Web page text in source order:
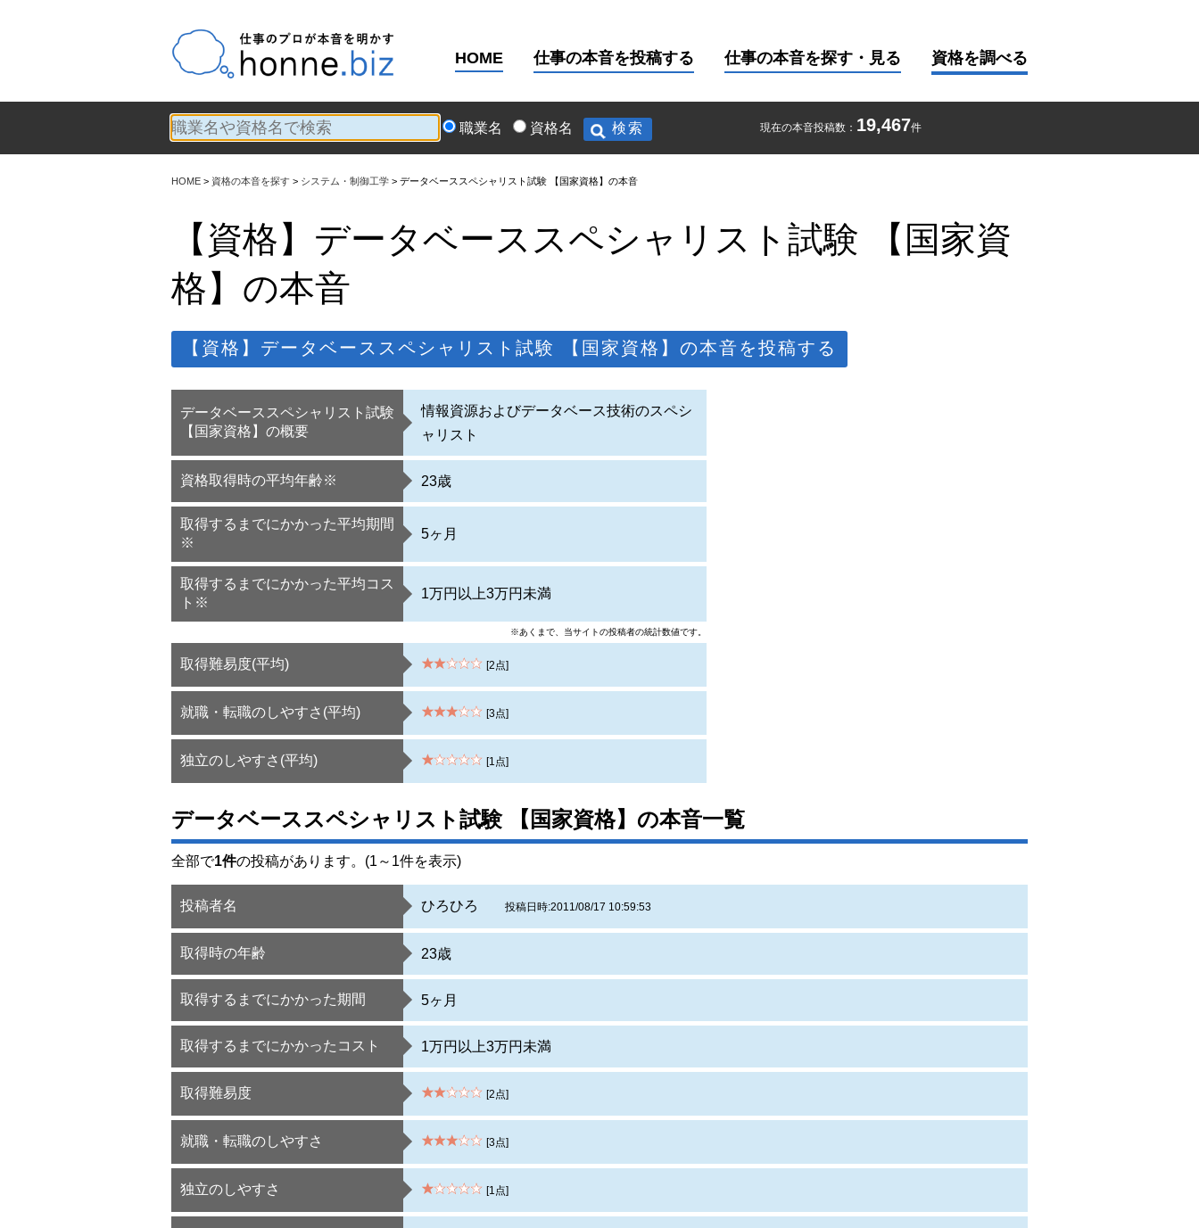
HOME 仕事の本音を投稿する 仕事の本音を探す・見る 資格を調べる
職業名 資格名 現在の本音投稿数： 19,467件
HOME 資格の本音を探す システム・制御工学 データベーススペシャリスト試験 【国家資格】の本音
【資格】データベーススペシャリスト試験 【国家資
格】の本音
【資格】データベーススペシャリスト試験 【国家資格】の本音を投稿する
データベーススペシャリスト試験
【国家資格】の概要
情報資源およびデータベース技術のスペシ
ャリスト
資格取得時の平均年齢※ 23歳
取得するまでにかかった平均期間
※
5ヶ月
取得するまでにかかった平均コス
ト※
1万円以上3万円未満
※あくまで、当サイトの投稿者の統計数値です。
取得難易度(平均) [2点]
就職・転職のしやすさ(平均) [3点]
独立のしやすさ(平均) [1点]
データベーススペシャリスト試験 【国家資格】の本音一覧
全部で1件の投稿があります。(1～1件を表示)
投稿者名 ひろひろ 投稿日時:2011/08/17 10:59:53
取得時の年齢 23歳
取得するまでにかかった期間 5ヶ月
取得するまでにかかったコスト 1万円以上3万円未満
取得難易度 [2点]
就職・転職のしやすさ [3点]
独立のしやすさ [1点]